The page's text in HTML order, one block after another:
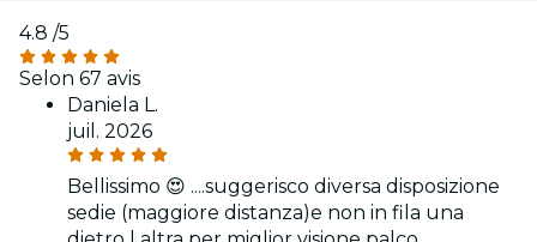
4.8 /5
Selon 67 avis
Daniela L.
juil. 2026
Bellissimo 😍 ....suggerisco diversa disposizione
sedie (maggiore distanza)e non in fila una